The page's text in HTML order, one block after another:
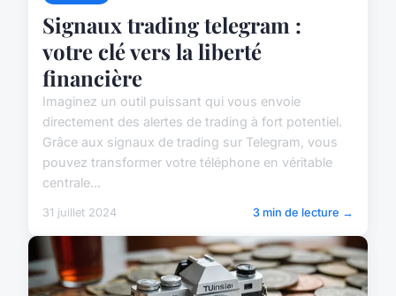
Signaux trading telegram :
votre clé vers la liberté
financière
Imaginez un outil puissant qui vous envoie
directement des alertes de trading à fort potentiel.
Grâce aux signaux de trading sur Telegram, vous
pouvez transformer votre téléphone en véritable
centrale...
31 juillet 2024 3 min de lecture →